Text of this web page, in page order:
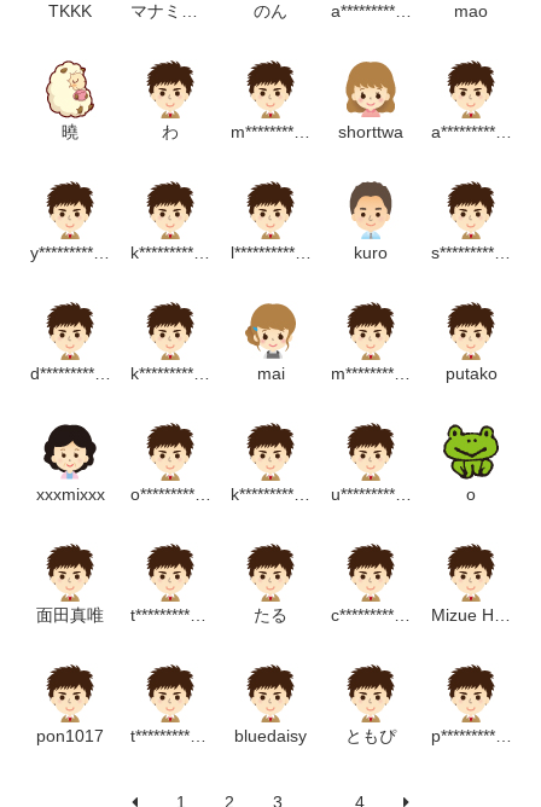
TKKK マナミノル のん a***************p mao
曉 わ m*****************m shorttwa a*****************************p
y******************m k*******************m l***************************m kuro s******************m
d****************m k*******************m mai m*******************p putako
xxxmixxx o*******************p k***************m u******************m o
面田真唯 t*******************m たる c*************************m Mizue Hirata
pon1017 t***********************m bluedaisy ともぴ p*********************m
1 2 3 4